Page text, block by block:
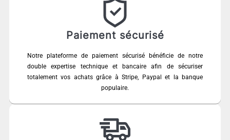
Paiement sécurisé
Notre plateforme de paiement sécurisé bénéficie de notre
double expertise technique et bancaire afin de sécuriser
totalement vos achats grâce à Stripe, Paypal et la banque
populaire.